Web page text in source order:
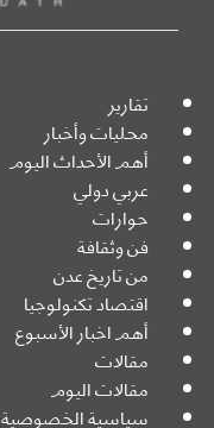
تقارير
محليات وأخبار
أهم الأحداث اليوم
عربي دولي
حوارات
فن وثقافة
من تاريخ عدن
اقتصاد تكنولوجيا
أهم اخبار الأسبوع
مقالات
مقالات اليوم
سياسية الخصوصية